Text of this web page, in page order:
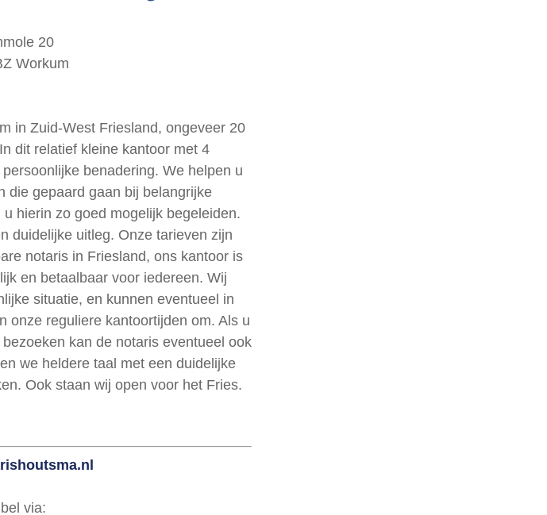
20
Workum
in Zuid-West Friesland, ongeveer 20
dit relatief kleine kantoor met 4
benadering. We helpen u
die gepaard gaan bij belangrijke
hierin zo goed mogelijk begeleiden.
duidelijke uitleg. Onze tarieven zijn
notaris in Friesland, ons kantoor is
en betaalbaar voor iedereen. Wij
situatie, en kunnen eventueel in
onze reguliere kantoortijden om. Als u
kan de notaris eventueel ook
we heldere taal met een duidelijke
Ook staan wij open voor het Fries.
via: